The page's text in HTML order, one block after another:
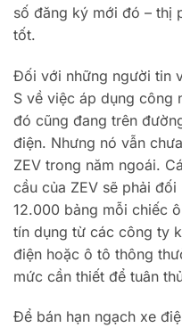
số đăng ký mới đó – thị
tốt.
Đối với những người tin
S về việc áp dụng công
đó cũng đang trên
điện. Nhưng nó vẫn
ZEV trong năm ngoái.
cầu của ZEV sẽ phải
12.000 bảng mỗi chiếc
tín dụng từ các công ty
điện hoặc ô tô thông
mức cần thiết để tuân
Để bán hạn ngạch xe